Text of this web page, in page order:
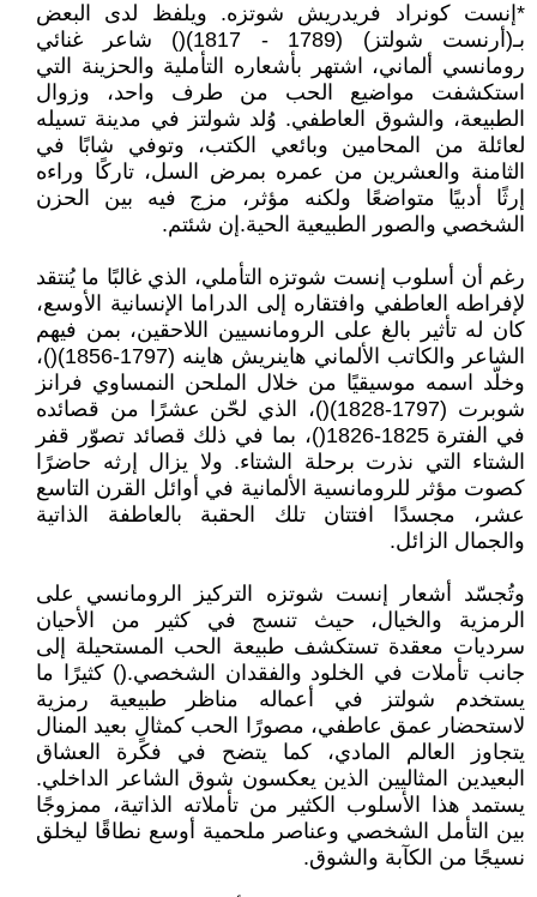
*إنست كونراد فريدريش شوتزه. ويلفظ لدى البعض
بـ(أرنست شولتز) (1789 - 1817)() شاعر غنائي
رومانسي ألماني، اشتهر بأشعاره التأملية والحزينة التي
استكشفت مواضيع الحب من طرف واحد، وزوال
الطبيعة، والشوق العاطفي. وُلد شولتز في مدينة تسيله
لعائلة من المحامين وبائعي الكتب، وتوفي شابًا في
الثامنة والعشرين من عمره بمرض السل، تاركًا وراءه
إرثًا أدبيًا متواضعًا ولكنه مؤثر، مزج فيه بين الحزن
الشخصي والصور الطبيعية الحية.إن شئتم.
رغم أن أسلوب إنست شوتزه التأملي، الذي غالبًا ما يُنتقد
لإفراطه العاطفي وافتقاره إلى الدراما الإنسانية الأوسع،
كان له تأثير بالغ على الرومانسيين اللاحقين، بمن فيهم
الشاعر والكاتب الألماني هاينريش هاينه (1797-1856)()،
وخلّد اسمه موسيقيًا من خلال الملحن النمساوي فرانز
شوبرت (1797-1828)()، الذي لحّن عشرًا من قصائده
في الفترة 1825-1826()، بما في ذلك قصائد تصوّر قفر
الشتاء التي نذرت برحلة الشتاء. ولا يزال إرثه حاضرًا
كصوت مؤثر للرومانسية الألمانية في أوائل القرن التاسع
عشر، مجسدًا افتتان تلك الحقبة بالعاطفة الذاتية
والجمال الزائل.
وتُجسّد أشعار إنست شوتزه التركيز الرومانسي على
الرمزية والخيال، حيث تنسج في كثير من الأحيان
سرديات معقدة تستكشف طبيعة الحب المستحيلة إلى
جانب تأملات في الخلود والفقدان الشخصي.() كثيرًا ما
يستخدم شولتز في أعماله مناظر طبيعية رمزية
لاستحضار عمق عاطفي، مصورًا الحب كمثالٍ بعيد المنال
يتجاوز العالم المادي، كما يتضح في فكرة العشاق
البعيدين المثاليين الذين يعكسون شوق الشاعر الداخلي.
يستمد هذا الأسلوب الكثير من تأملاته الذاتية، ممزوجًا
بين التأمل الشخصي وعناصر ملحمية أوسع نطاقًا ليخلق
نسيجًا من الكآبة والشوق.